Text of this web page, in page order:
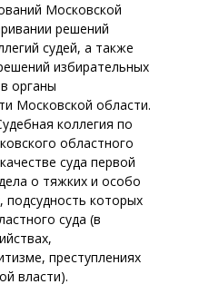
Московской
решений
судей, а также
избирательных
органы
Московской области.
коллегия по
областного
суда первой
о тяжких и особо
подсудность которых
суда (в
преступлениях
власти).